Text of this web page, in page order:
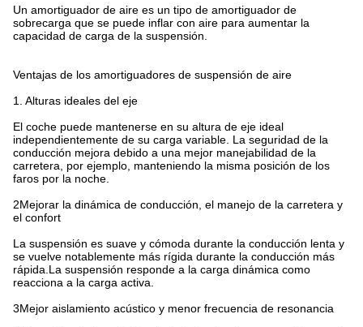
Un amortiguador de aire es un tipo de amortiguador de
sobrecarga que se puede inflar con aire para aumentar la
capacidad de carga de la suspensión.
Ventajas de los amortiguadores de suspensión de aire
1. Alturas ideales del eje
El coche puede mantenerse en su altura de eje ideal
independientemente de su carga variable. La seguridad de la
conducción mejora debido a una mejor manejabilidad de la
carretera, por ejemplo, manteniendo la misma posición de los
faros por la noche.
2Mejorar la dinámica de conducción, el manejo de la carretera y
el confort
La suspensión es suave y cómoda durante la conducción lenta y
se vuelve notablemente más rígida durante la conducción más
rápida.La suspensión responde a la carga dinámica como
reacciona a la carga activa.
3Mejor aislamiento acústico y menor frecuencia de resonancia